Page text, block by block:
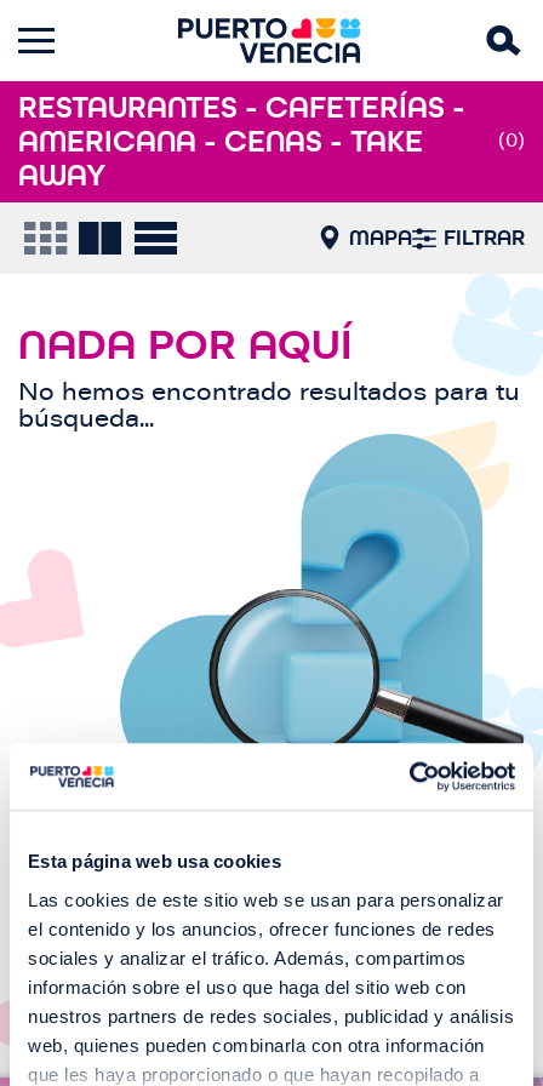
Esta página web usa cookies
Las cookies de este sitio web se usan para personalizar
el contenido y los anuncios, ofrecer funciones de redes
sociales y analizar el tráfico. Además, compartimos
información sobre el uso que haga del sitio web con
nuestros partners de redes sociales, publicidad y análisis
web, quienes pueden combinarla con otra información
que les haya proporcionado o que hayan recopilado a
RESTAURANTES - CAFETERÍAS -
AMERICANA - CENAS - TAKE
AWAY
(0)
MAPA FILTRAR
NADA POR AQUÍ
No hemos encontrado resultados para tu
búsqueda...
¡No te pierdas nuestros
EVENTOS!
Ver todos >